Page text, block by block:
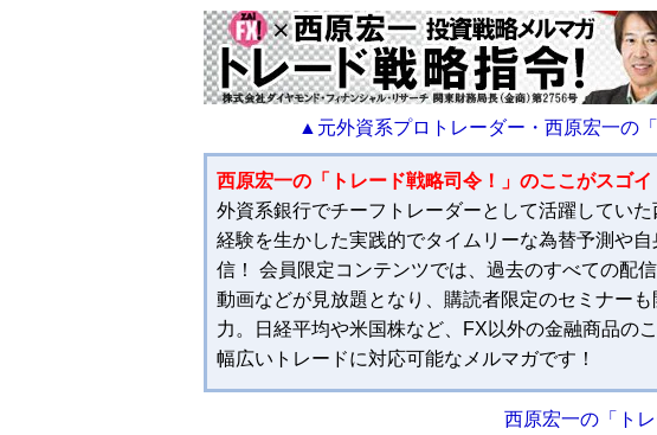
▲元外資系プロトレーダー・西原宏一の
西原宏一の「トレード戦略司令！」のここがスゴイ
外資系銀行でチーフトレーダーとして活躍してい
経験を生かした実践的でタイムリーな為替予測や
信！ 会員限定コンテンツでは、過去のすべての配
動画などが見放題となり、購読者限定のセミナー
力。日経平均や米国株など、FX以外の金融商品の
幅広いトレードに対応可能なメルマガです！
西原宏一の「ト